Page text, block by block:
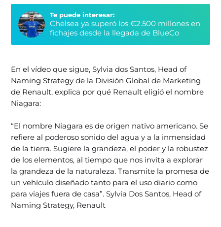
Te puede interesar:
Chelsea ya superó los €2.500 millones en
fichajes desde la llegada de BlueCo
En el vídeo que sigue, Sylvia dos Santos, Head of
Naming Strategy de la División Global de Marketing
de Renault, explica por qué Renault eligió el nombre
Niagara:
“El nombre Niagara es de origen nativo americano. Se
refiere al poderoso sonido del agua y a la inmensidad
de la tierra. Sugiere la grandeza, el poder y la robustez
de los elementos, al tiempo que nos invita a explorar
la grandeza de la naturaleza. Transmite la promesa de
un vehículo diseñado tanto para el uso diario como
para viajes fuera de casa”. Sylvia Dos Santos, Head of
Naming Strategy, Renault